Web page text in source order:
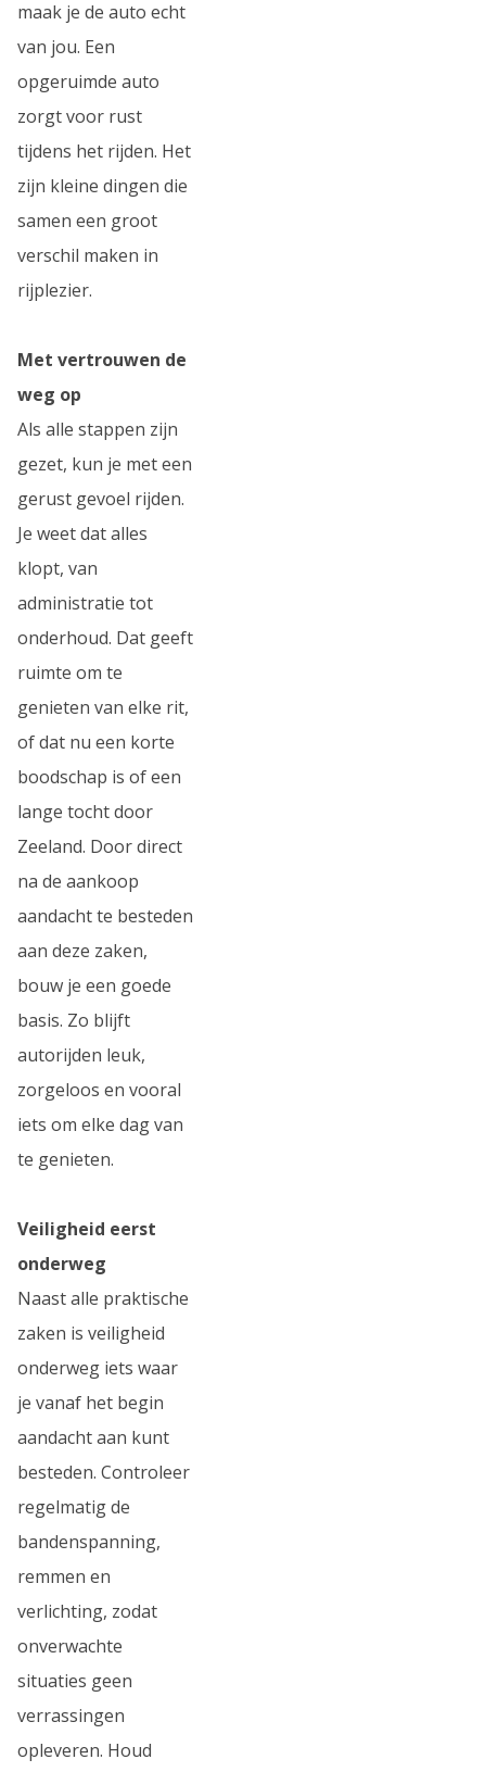
maak je de auto echt
van jou. Een
opgeruimde auto
zorgt voor rust
tijdens het rijden. Het
zijn kleine dingen die
samen een groot
verschil maken in
rijplezier.
Met vertrouwen de
weg op
Als alle stappen zijn
gezet, kun je met een
gerust gevoel rijden.
Je weet dat alles
klopt, van
administratie tot
onderhoud. Dat geeft
ruimte om te
genieten van elke rit,
of dat nu een korte
boodschap is of een
lange tocht door
Zeeland. Door direct
na de aankoop
aandacht te besteden
aan deze zaken,
bouw je een goede
basis. Zo blijft
autorijden leuk,
zorgeloos en vooral
iets om elke dag van
te genieten.
Veiligheid eerst
onderweg
Naast alle praktische
zaken is veiligheid
onderweg iets waar
je vanaf het begin
aandacht aan kunt
besteden. Controleer
regelmatig de
bandenspanning,
remmen en
verlichting, zodat
onverwachte
situaties geen
verrassingen
opleveren. Houd